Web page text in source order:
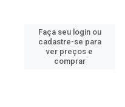
Faça seu login ou
cadastre-se para
ver preços e
comprar